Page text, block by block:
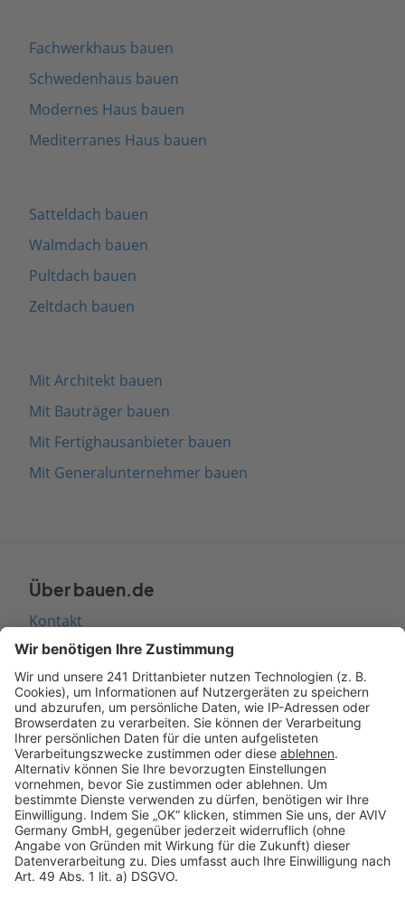
Fachwerkhaus bauen
Schwedenhaus bauen
Modernes Haus bauen
Mediterranes Haus bauen
Satteldach bauen
Walmdach bauen
Pultdach bauen
Zeltdach bauen
Mit Architekt bauen
Mit Bauträger bauen
Mit Fertighausanbieter bauen
Mit Generalunternehmer bauen
Über bauen.de
Kontakt
Seitenaufbau
Barrierefreiheit
Cookie Einstellungen
Rechtliches
AGB-Übersicht
Datenschutz
Impressum